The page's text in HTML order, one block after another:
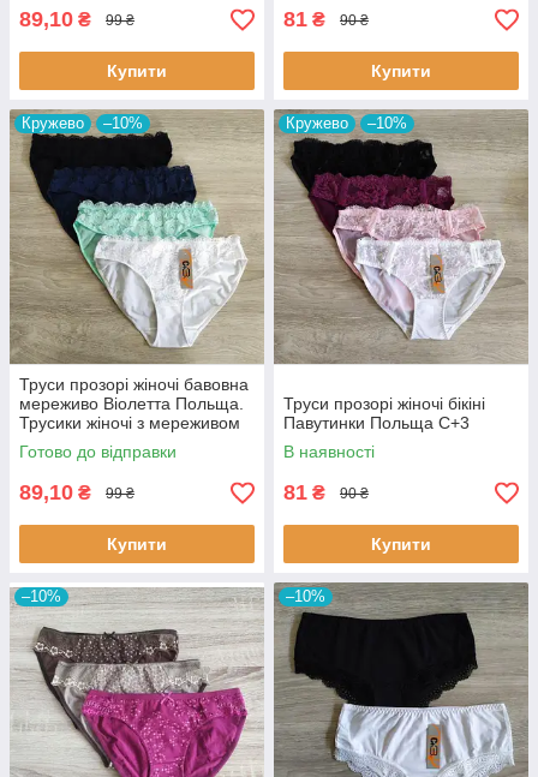
89,10 ₴ 99 ₴
Купити
81 ₴ 90 ₴
Купити
Кружево –10%
Труси прозорі жіночі бавовна
мереживо Віолетта Польща.
Трусики жіночі з мереживом
Готово до відправки
89,10 ₴ 99 ₴
Купити
Кружево –10%
Труси прозорі жіночі бікіні
Павутинки Польща С+3
В наявності
81 ₴ 90 ₴
Купити
–10% –10%